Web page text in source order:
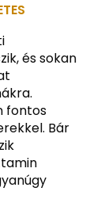
és sokan
fontos
Bár